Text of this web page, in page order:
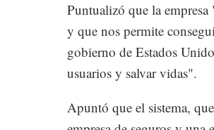
Puntualizó que la
y que nos permite
gobierno de Estados
usuarios y salvar vidas".
Apuntó que el sistema,